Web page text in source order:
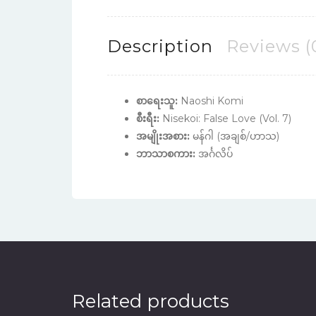
Description Reviews
စာရေးသူ: Naoshi Komi
စီးရီး: Nisekoi: False Love (Vol. 7)
အမျိုးအစား: မန်ဂါ (အချစ်/ဟာသ)
ဘာသာစကား: အင်္ဂလိပ်
Related products